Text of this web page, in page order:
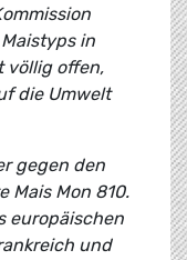
in
völlig offen,
die Umwelt
gegen den
Mais Mon 810.
europäischen
und